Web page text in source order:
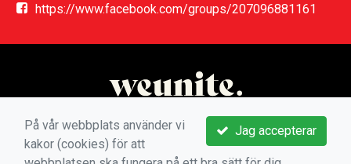
https://www.facebook.com/groups/207096881161
Jag accepterar
På vår webbplats använder vi
kakor (cookies) för att